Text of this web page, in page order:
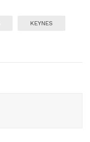
KEYNES